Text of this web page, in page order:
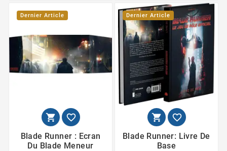
Dernier Article
 
Blade Runner : Ecran
Du Blade Meneur
Dernier Article
 
Blade Runner: Livre De
Base